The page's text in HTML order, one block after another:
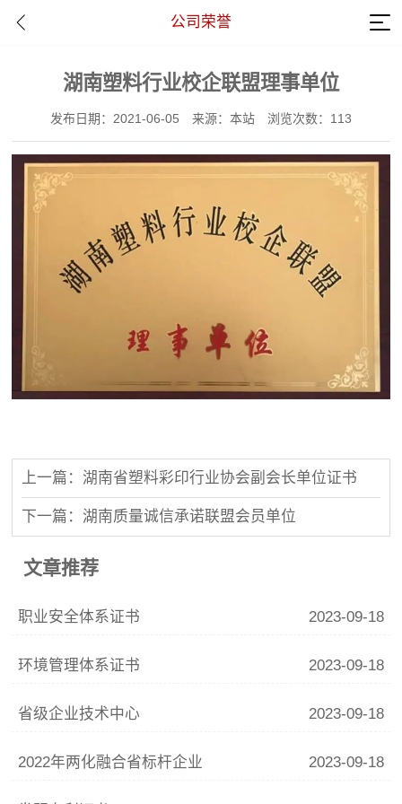
公司荣誉
湖南塑料行业校企联盟理事单位
发布日期：2021-06-05 来源：本站 浏览次数：113
上一篇：湖南省塑料彩印行业协会副会长单位证书
下一篇：湖南质量诚信承诺联盟会员单位
文章推荐
职业安全体系证书 2023-09-18
环境管理体系证书 2023-09-18
省级企业技术中心 2023-09-18
2022年两化融合省标杆企业 2023-09-18